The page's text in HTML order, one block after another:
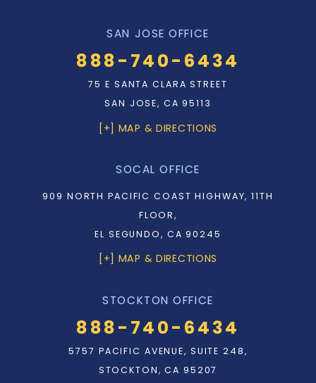
SAN JOSE OFFICE
888-740-6434
75 E SANTA CLARA STREET
SAN JOSE, CA 95113
[+] MAP & DIRECTIONS
SOCAL OFFICE
909 NORTH PACIFIC COAST HIGHWAY, 11TH
FLOOR,
EL SEGUNDO, CA 90245
[+] MAP & DIRECTIONS
STOCKTON OFFICE
888-740-6434
5757 PACIFIC AVENUE, SUITE 248,
STOCKTON, CA 95207